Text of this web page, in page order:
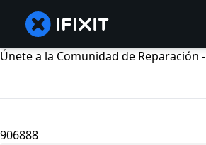
Únete a la Comunidad de Reparación -
906888